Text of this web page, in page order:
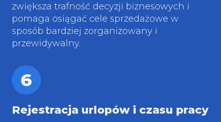
zwiększa trafność decyzji biznesowych i
pomaga osiągać cele sprzedażowe w
sposób bardziej zorganizowany i
przewidywalny.
6
Rejestracja urlopów i czasu pracy